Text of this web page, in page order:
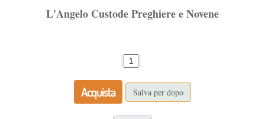
L'Angelo Custode Preghiere e Novene
Acquista Salva per dopo